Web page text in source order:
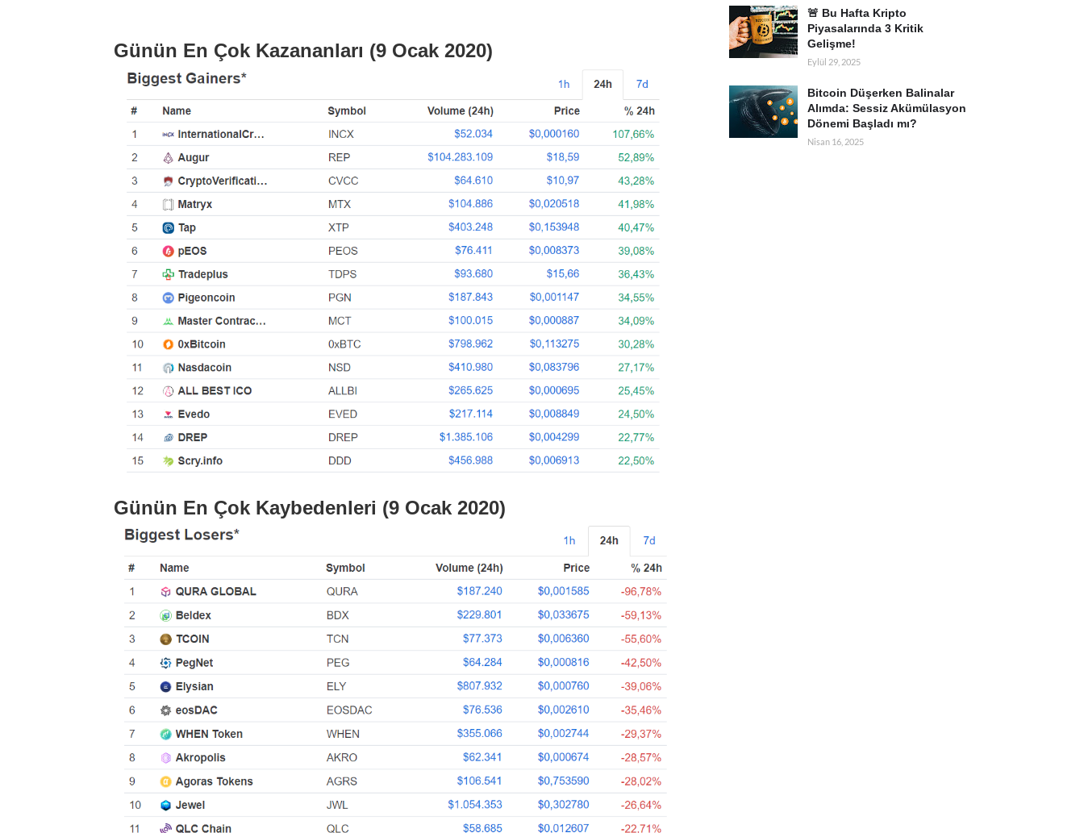
Günün En Çok Kazananları (9 Ocak 2020)
Günün En Çok Kaybedenleri (9 Ocak 2020)
🚨 Bu Hafta Kripto
Piyasalarında 3 Kritik
Gelişme!
Eylül 29, 2025
Bitcoin Düşerken Balinalar
Alımda: Sessiz Akümülasyon
Dönemi Başladı mı?
Nisan 16, 2025